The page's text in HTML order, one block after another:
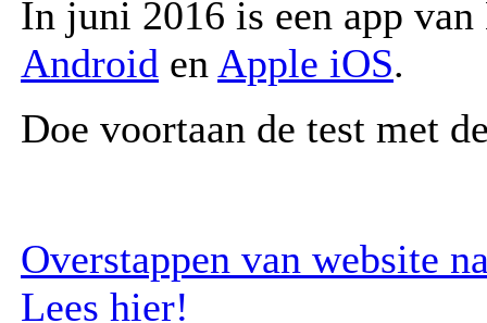
In juni 2016 is een app
Android en Apple iOS.
Doe voortaan de test met
Overstappen van website
Lees hier!